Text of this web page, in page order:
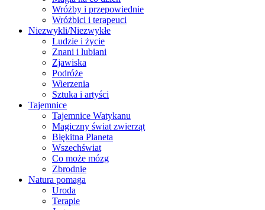
Wróżby i przepowiednie
Wróżbici i terapeuci
Niezwykli/Niezwykłe
Ludzie i życie
Znani i lubiani
Zjawiska
Podróże
Wierzenia
Sztuka i artyści
Tajemnice
Tajemnice Watykanu
Magiczny świat zwierząt
Błękitna Planeta
Wszechświat
Co może mózg
Zbrodnie
Natura pomaga
Uroda
Terapie